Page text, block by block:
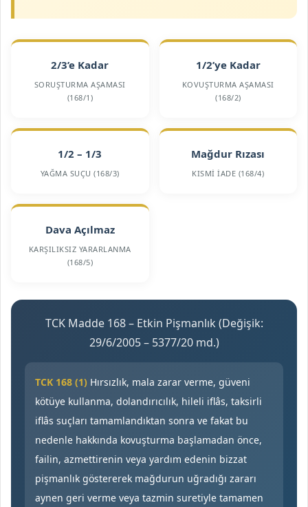
2/3’e Kadar
SORUŞTURMA AŞAMASI
(168/1)
1/2’ye Kadar
KOVUŞTURMA AŞAMASI
(168/2)
1/2 – 1/3
YAĞMA SUÇU (168/3)
Mağdur Rızası
KISMI İADE (168/4)
Dava Açılmaz
KARŞILIKSIZ YARARLANMA
(168/5)
TCK Madde 168 – Etkin Pişmanlık (Değişik:
29/6/2005 – 5377/20 md.)
TCK 168 (1) Hırsızlık, mala zarar verme, güveni
kötüye kullanma, dolandırıcılık, hileli iflâs, taksirli
iflâs suçları tamamlandıktan sonra ve fakat bu
nedenle hakkında kovuşturma başlamadan önce,
failin, azmettirenin veya yardım edenin bizzat
pişmanlık göstererek mağdurun uğradığı zararı
aynen geri verme veya tazmin suretiyle tamamen